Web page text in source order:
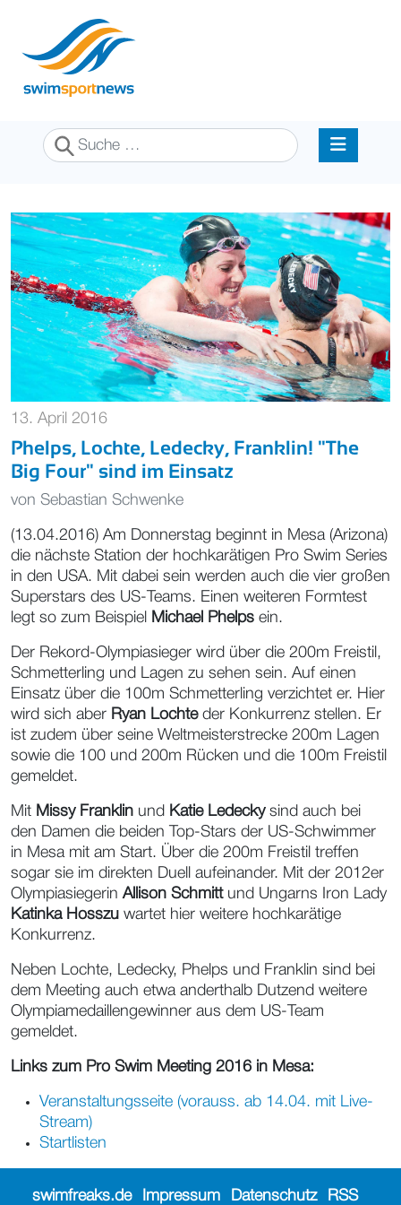
Suchen
13. April 2016
Phelps, Lochte, Ledecky, Franklin! "The
Big Four" sind im Einsatz
von Sebastian Schwenke
(13.04.2016) Am Donnerstag beginnt in Mesa (Arizona)
die nächste Station der hochkarätigen Pro Swim Series
in den USA. Mit dabei sein werden auch die vier großen
Superstars des US-Teams. Einen weiteren Formtest
legt so zum Beispiel
Michael Phelps ein.
Der Rekord-Olympiasieger wird über die 200m Freistil,
Schmetterling und Lagen zu sehen sein. Auf einen
Einsatz über die 100m Schmetterling verzichtet er. Hier
wird sich aber Ryan Lochteder Konkurrenz stellen. Er
ist zudem über seine Weltmeisterstrecke 200m Lagen
sowie die 100 und 200m Rücken und die 100m Freistil
gemeldet.
Mit Missy Franklin und Katie Ledeckysind auch bei
den Damen die beiden Top-Stars der US-Schwimmer
in Mesa mit am Start. Über die 200m Freistil treffen
sogar sie im direkten Duell aufeinander. Mit der 2012er
Olympiasiegerin Allison Schmittund Ungarns Iron Lady
Katinka Hosszu wartet hier weitere hochkarätige
Konkurrenz.
Neben Lochte, Ledecky, Phelps und Franklin sind bei
dem Meeting auch etwa anderthalb Dutzend weitere
Olympiamedaillengewinner aus dem US-Team
gemeldet.
Links zum Pro Swim Meeting 2016 in Mesa:
Veranstaltungsseite (vorauss. ab 14.04. mit Live-
Stream)
Startlisten
swimfreaks.de Impressum Datenschutz RSS